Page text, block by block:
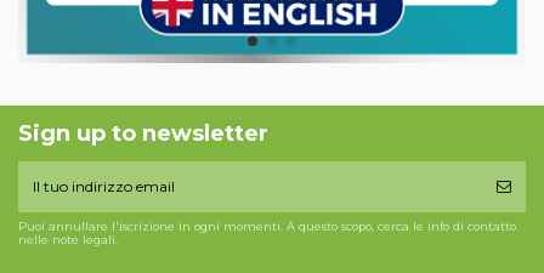
Sign up to newsletter
Puoi annullare l'iscrizione in ogni momenti. A questo scopo, cerca le info di contatto
nelle note legali.